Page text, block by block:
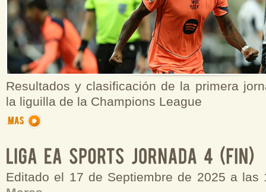
Resultados y clasificación de la primera
la liguilla de la Champions League
Editado el 17 de Septiembre de 2025 a